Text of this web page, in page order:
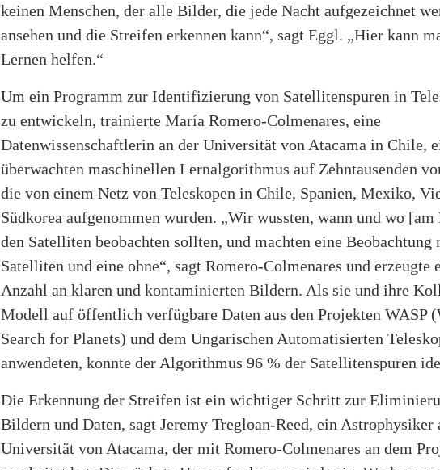
keinen Menschen, der alle Bilder, die jede Nacht aufgezeichnet
ansehen und die Streifen erkennen kann“, sagt Eggl. „Hier kann
Lernen helfen.“
Um ein Programm zur Identifizierung von Satellitenspuren in
zu entwickeln, trainierte María Romero-Colmenares, eine
Datenwissenschaftlerin an der Universität von Atacama in Chile,
überwachten maschinellen Lernalgorithmus auf Zehntausenden
die von einem Netz von Teleskopen in Chile, Spanien, Mexiko,
Südkorea aufgenommen wurden. „Wir wussten, wann und wo
den Satelliten beobachten sollten, und machten eine Beobachtung
Satelliten und eine ohne“, sagt Romero-Colmenares und erzeugte
Anzahl an klaren und kontaminierten Bildern. Als sie und ihre
Modell auf öffentlich verfügbare Daten aus den Projekten WASP
Search for Planets) und dem Ungarischen Automatisierten
anwendeten, konnte der Algorithmus 96 % der Satellitenspuren
Die Erkennung der Streifen ist ein wichtiger Schritt zur
Bildern und Daten, sagt Jeremy Tregloan-Reed, ein Astrophysiker
Universität von Atacama, der mit Romero-Colmenares an dem